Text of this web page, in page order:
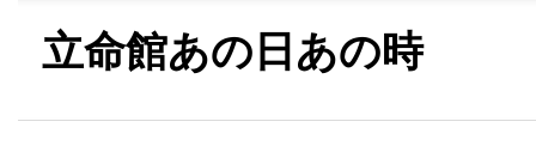
立命館あの日あの時